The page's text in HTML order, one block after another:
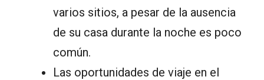
varios sitios, a pesar de la ausencia
de su casa durante la noche es poco
común.
Las oportunidades de viaje en el